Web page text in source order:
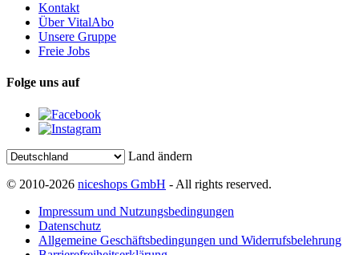
Kontakt
Über VitalAbo
Unsere Gruppe
Freie Jobs
Folge uns auf
Land ändern
© 2010-2026 niceshops GmbH - All rights reserved.
Impressum und Nutzungsbedingungen
Datenschutz
Allgemeine Geschäftsbedingungen und Widerrufsbelehrung